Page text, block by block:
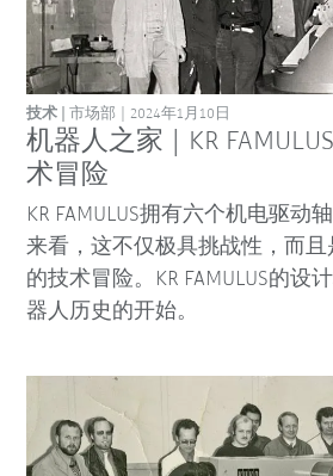
机器人之家 | KR
术冒险
技术 市场部 2024年1月10日
KR FAMULUS拥有六个机电驱动
来看，这不仅极具挑战性，而
的技术冒险。KR FAMULUS的设
器人历史的开始。